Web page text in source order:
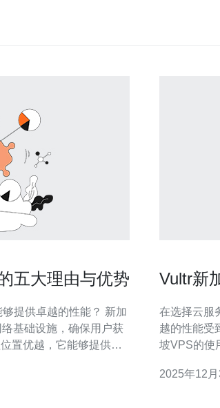
五大理由与优势
提供卓越的性能？ 新加
基础设施，确保用户获
置优越，它能够提供低
提高了数据读取和写入
Vultr新
在选择云服
越的性能受
坡VPS的使
表现如何？
2025年12月